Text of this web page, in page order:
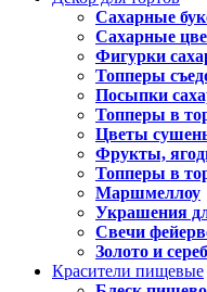
Сахарные
Сахарные
Фигурки
Топперы
Посыпки
Топперы в
Цветы
Фрукты,
Топперы в
Маршмеллоу
Украшения
Свечи
Золото и
Красители пищевые